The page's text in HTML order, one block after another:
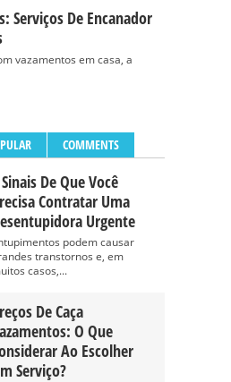
Serviços De Encanador
vazamentos em casa, a
COMMENTS
De Que Você
Contratar Uma
Urgente
podem causar
transtornos e, em
casos,...
De Caça
O Que
Ao Escolher
Serviço?